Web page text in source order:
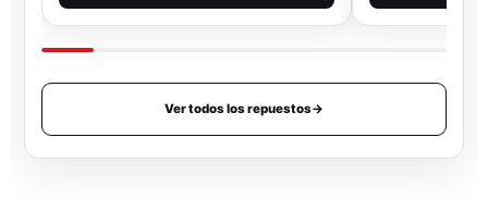
Ver todos los repuestos→